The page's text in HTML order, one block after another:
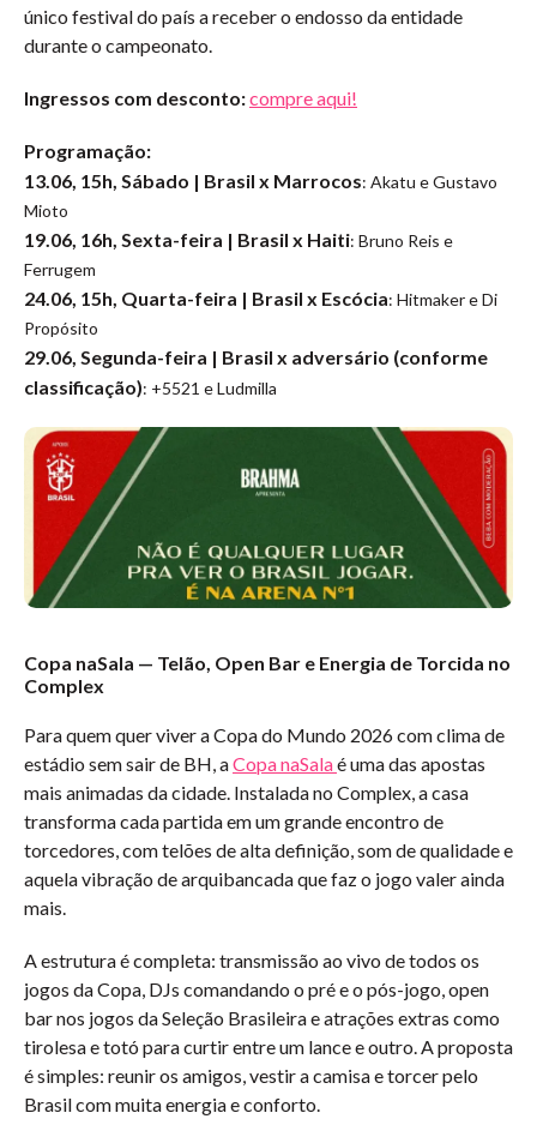
único festival do país a receber o endosso da entidade
durante o campeonato.
Ingressos com desconto:compre aqui!
Programação:
13.06, 15h, Sábado | Brasil x Marrocos: Akatu e Gustavo
Mioto
19.06, 16h, Sexta-feira | Brasil x Haiti: Bruno Reis e
Ferrugem
24.06, 15h, Quarta-feira | Brasil x Escócia: Hitmaker e Di
Propósito
29.06, Segunda-feira | Brasil x adversário (conforme
classificação): +5521 e Ludmilla
Copa naSala — Telão, Open Bar e Energia de Torcida no
Complex
Para quem quer viver a Copa do Mundo 2026 com clima de
estádio sem sair de BH, aCopa naSalaé uma das apostas
mais animadas da cidade. Instalada no Complex, a casa
transforma cada partida em um grande encontro de
torcedores, com telões de alta definição, som de qualidade e
aquela vibração de arquibancada que faz o jogo valer ainda
mais.
A estrutura é completa: transmissão ao vivo de todos os
jogos da Copa, DJs comandando o pré e o pós-jogo, open
bar nos jogos da Seleção Brasileira e atrações extras como
tirolesa e totó para curtir entre um lance e outro. A proposta
é simples: reunir os amigos, vestir a camisa e torcer pelo
Brasil com muita energia e conforto.